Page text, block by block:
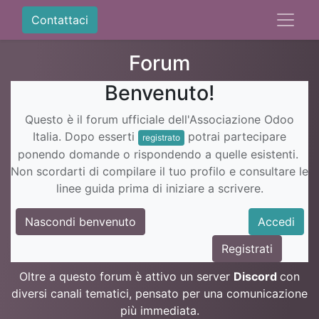
Contattaci
Forum
Benvenuto!
Questo è il forum ufficiale dell'Associazione Odoo
Italia. Dopo esserti
registrato
potrai partecipare
ponendo domande o rispondendo a quelle esistenti.
Non scordarti di compilare il tuo profilo e consultare le
linee guida prima di iniziare a scrivere.
Nascondi benvenuto
Accedi
Registrati
Oltre a questo forum è attivo un server Discord con
diversi canali tematici, pensato per una comunicazione
più immediata.